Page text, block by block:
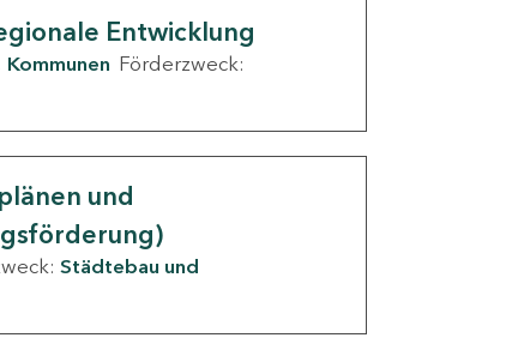
Entwicklung
Kommunen Förderzweck:
und
Städtebau und